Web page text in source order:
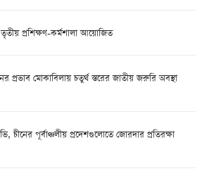
তৃতীয় প্রশিক্ষণ-কর্মশালা আয়োজিত
প্রভাব মোকাবিলায় চতুর্থ স্তরের জাতীয় জরুরি অবস্থা
চীনের পূর্বাঞ্চলীয় প্রদেশগুলোতে জোরদার প্রতিরক্ষা